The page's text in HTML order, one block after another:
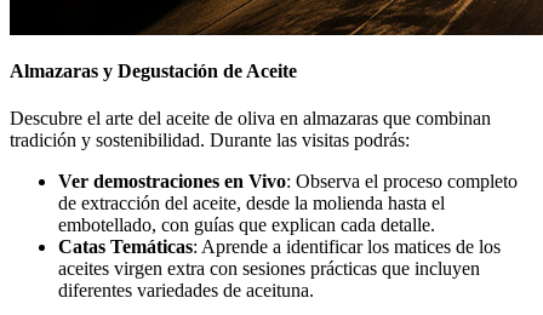
Almazaras y Degustación de Aceite
Descubre el arte del aceite de oliva en almazaras que combinan
tradición y sostenibilidad. Durante las visitas podrás:
Ver demostraciones en Vivo: Observa el proceso completo
de extracción del aceite, desde la molienda hasta el
embotellado, con guías que explican cada detalle.
Catas Temáticas: Aprende a identificar los matices de los
aceites virgen extra con sesiones prácticas que incluyen
diferentes variedades de aceituna.